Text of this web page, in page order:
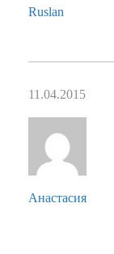
Ruslan
11.04.2015
Анастасия